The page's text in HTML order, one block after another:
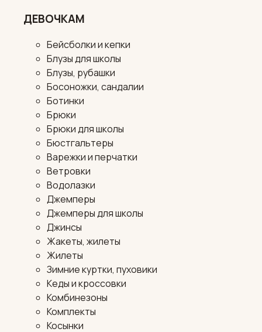
ДЕВОЧКАМ
Бейсболки и кепки
Блузы для школы
Блузы, рубашки
Босоножки, сандалии
Ботинки
Брюки
Брюки для школы
Бюстгальтеры
Варежки и перчатки
Ветровки
Водолазки
Джемперы
Джемперы для школы
Джинсы
Жакеты, жилеты
Жилеты
Зимние куртки, пуховики
Кеды и кроссовки
Комбинезоны
Комплекты
Косынки